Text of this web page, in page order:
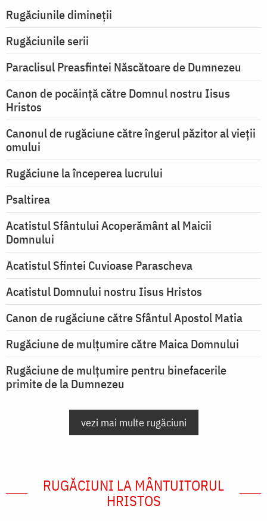
Rugăciunile dimineții
Rugăciunile serii
Paraclisul Preasfintei Născătoare de Dumnezeu
Canon de pocăință către Domnul nostru Iisus
Hristos
Canonul de rugăciune către îngerul păzitor al vieții
omului
Rugăciune la începerea lucrului
Psaltirea
Acatistul Sfântului Acoperământ al Maicii
Domnului
Acatistul Sfintei Cuvioase Parascheva
Acatistul Domnului nostru Iisus Hristos
Canon de rugăciune către Sfântul Apostol Matia
Rugăciune de mulţumire către Maica Domnului
Rugăciune de mulțumire pentru binefacerile
primite de la Dumnezeu
vezi mai multe rugăciuni
RUGĂCIUNI LA MÂNTUITORUL
HRISTOS